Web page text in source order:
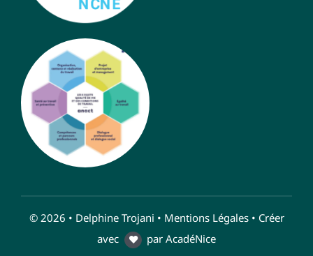
© 2026 • Delphine Trojani • Mentions Légales• Créer
avec
par AcadéNice